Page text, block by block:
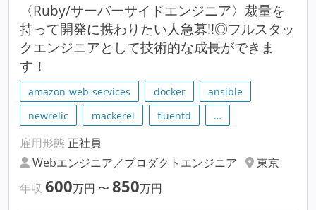
〈Ruby/サーバーサイドエンジニア〉裁量を
持って開発に携わりたい人急募!!◎フルスタッ
クエンジニアとして技術的な成長ができま
す！
amazon-web-services docker
ansible
newrelic
mackerel fluentd …
雇用形態 正社員
Webエンジニア／プロダクトエンジニア
東京
年収 600万円 〜 850万円